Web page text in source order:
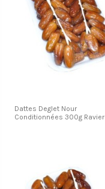
Dattes Deglet Nour
Conditionnées 300g Ravier